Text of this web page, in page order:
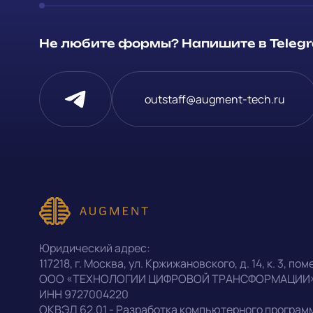
outstaff@augment-tech.ru
+7 (499) 302-30-53
Оставить заявку
Не любите формы? Напишите в
outstaff@augment-tech.ru
Юридический адрес:
117218, г. Москва,ул. Кржижановского, д. 14, к. 3,
ООО «ТЕХНОЛОГИИ ЦИФРОВОЙ
ИНН 9727004220
ОКВЭД 62.01 - Разработка компьютерного
Telegram
проект